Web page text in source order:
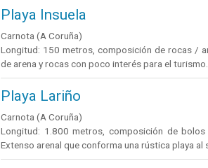
Playa Insuela
Carnota (A Coruña)
Longitud: 150 metros, composición de rocas /
de arena y rocas con poco interés para el turismo.
Playa Lariño
Carnota (A Coruña)
Longitud: 1.800 metros, composición de
Extenso arenal que conforma una rústica playa al